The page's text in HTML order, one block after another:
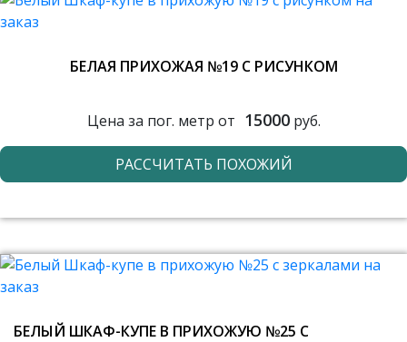
БЕЛАЯ ПРИХОЖАЯ №19 С РИСУНКОМ
Цена за пог. метр от 15000руб.
РАССЧИТАТЬ ПОХОЖИЙ
БЕЛЫЙ ШКАФ-КУПЕ В ПРИХОЖУЮ №25 С